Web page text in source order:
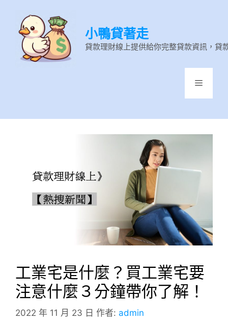
小鴨貸著走
貸款理財線上提供給你完整貸款資訊，貸
選
工業宅是什麼？買工業宅要
注意什麼３分鐘帶你了解！
2022 年 11 月 23 日 作者: admin